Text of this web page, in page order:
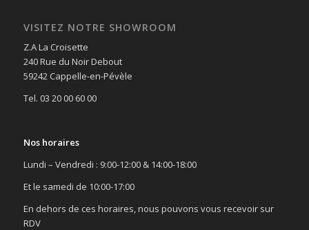
VISITEZ NOTRE SHOWROOM
Z.A La Croisette
240 Rue du Noir Debout
59242 Cappelle-en-Pévèle
Tel. 03 20 00 60 00
Nos horaires
Lundi – Vendredi : 9:00-12:00 & 14:00-18:00
Et le samedi de 10:00-17:00
En dehors de ces horaires, nous pouvons vous recevoir sur
RDV